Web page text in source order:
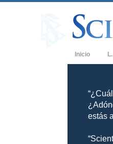
Inicio
estás